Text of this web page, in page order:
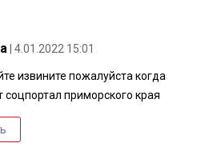
| 4.01.2022 15:01
извините пожалуйста когда
соцпортал приморского края